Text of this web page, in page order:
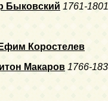
Быковский 1761-1801
Ефим Коростелев
Макаров 1766-